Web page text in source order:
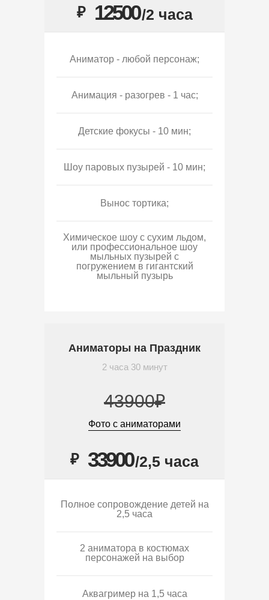
₽ 12500/2 часа
Аниматор - любой персонаж;
Анимация - разогрев - 1 час;
Детские фокусы - 10 мин;
Шоу паровых пузырей - 10 мин;
Вынос тортика;
Химическое шоу с сухим льдом,
или профессиональное шоу
мыльных пузырей с
погружением в гигантский
мыльный пузырь
Аниматоры на Праздник
2 часа 30 минут
43900₽
Фото с аниматорами
₽ 33900/2,5 часа
Полное сопровождение детей на
2,5 часа
2 аниматора в костюмах
персонажей на выбор
Аквагример на 1,5 часа